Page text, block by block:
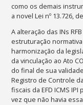
como os demais
a novel Lei nº 13.726,
A alteração das INs
estruturação
harmonização da
da vinculação ao Ato
do final de sua
Registro de Controle
fiscais da EFD ICMS
vez que não havia